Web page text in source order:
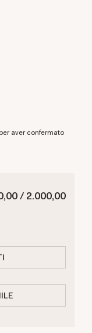
/ 2.000,00